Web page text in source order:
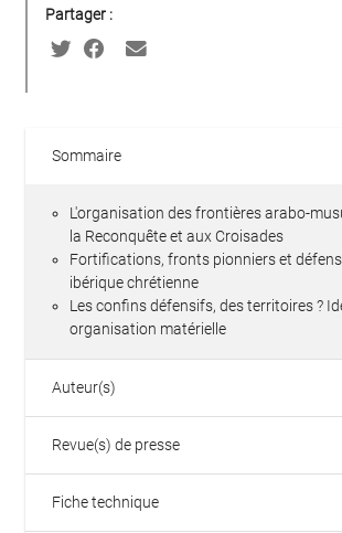
Partager :
Sommaire
L'organisation des frontières arabo-
la Reconquête et aux Croisades
Fortifications, fronts pionniers et
ibérique chrétienne
Les confins défensifs, des territoires ?
organisation matérielle
Auteur(s)
Revue(s) de presse
Fiche technique